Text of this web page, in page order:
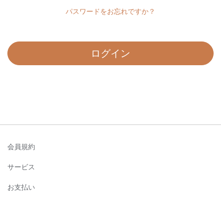
パスワードをお忘れですか？
ログイン
会員規約
サービス
お支払い